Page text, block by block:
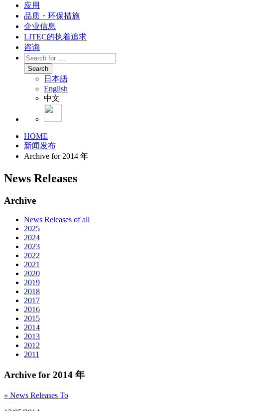
应用
品质・环保措施
企业信息
LITEC的执着追求
咨询
Search
日本語
English
中文
HOME
新闻发布
Archive for 2014 年
News Releases
Archive
News Releases of all
2025
2024
2023
2022
2021
2020
2019
2018
2017
2016
2015
2014
2013
2012
2011
Archive for 2014 年
« News Releases To